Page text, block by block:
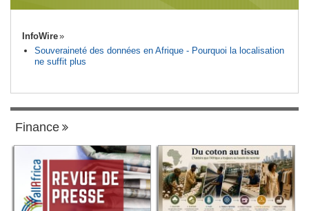
InfoWire
Souveraineté des données en Afrique - Pourquoi la localisation
ne suffit plus
Finance